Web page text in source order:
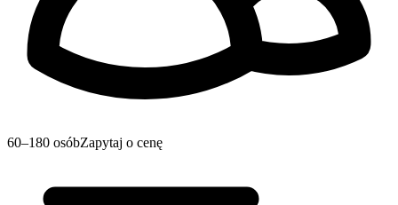
60–180 osóbZapytaj o cenę